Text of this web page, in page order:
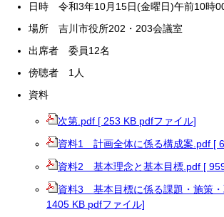
日時 令和3年10月15日(金曜日)午前10時
場所 吉川市役所202・203会議室
出席者 委員12名
傍聴者 1人
資料
次第.pdf [ 253 KB pdfファイル]
資料1 計画全体に係る構成案.pdf [
資料2 基本理念と基本目標.pdf [
資料3 基本目標に係る課題・施策
1405 KB pdfファイル]